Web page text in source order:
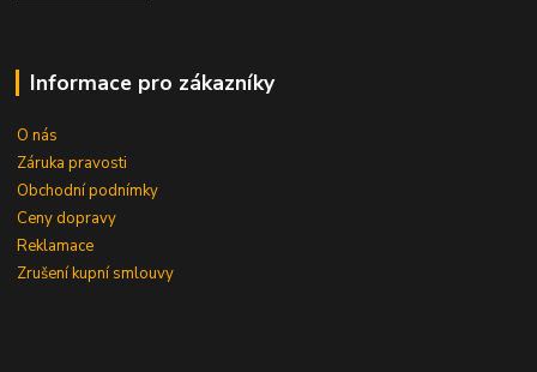
Informace pro zákazníky
O nás
Záruka pravosti
Obchodní podnímky
Ceny dopravy
Reklamace
Zrušení kupní smlouvy